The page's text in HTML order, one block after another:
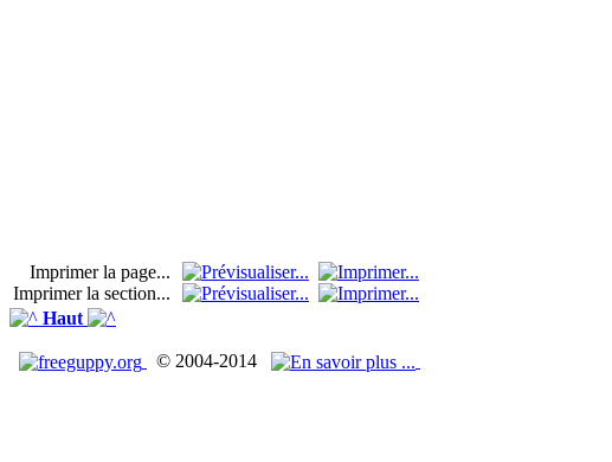
Imprimer la page...
Imprimer la section...
Haut
© 2004-2014